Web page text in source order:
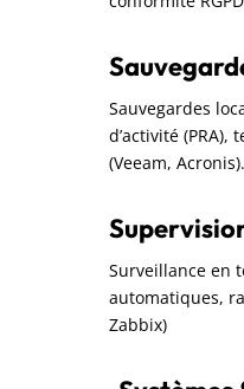
Sauvegardes
d’activité
(Veeam, Acronis).
Surveillance en
automatiques,
Zabbix)